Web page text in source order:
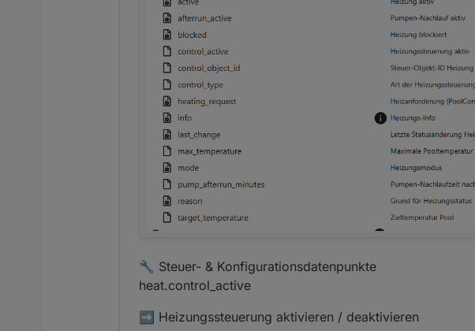
🔧 Steuer- & Konfigurationsdatenpunkte
heat.control_active
➡️ Heizungssteuerung aktivieren / deaktivieren